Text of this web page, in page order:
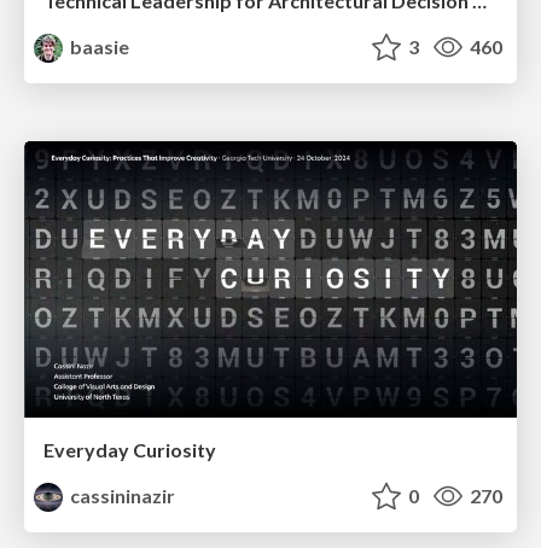
baasie
3 460
Everyday Curiosity
cassininazir
0 270